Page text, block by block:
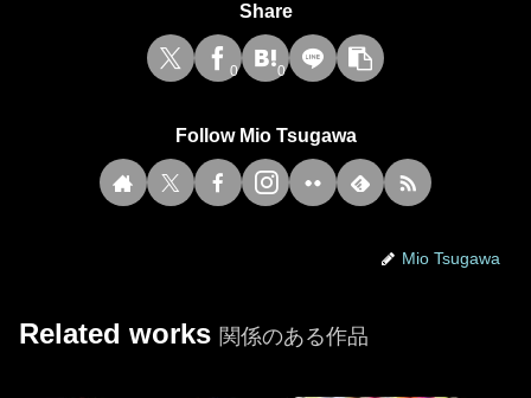
Share
0 0
Follow Mio Tsugawa
Mio Tsugawa
Related works 関係のある作品